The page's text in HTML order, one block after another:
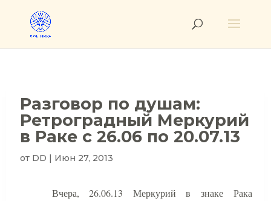
Разговор по душам:
Ретроградный Меркурий
в Раке с 26.06 по 20.07.13
от DD | Июн 27, 2013
Вчера, 26.06.13 Меркурий в знаке Рака